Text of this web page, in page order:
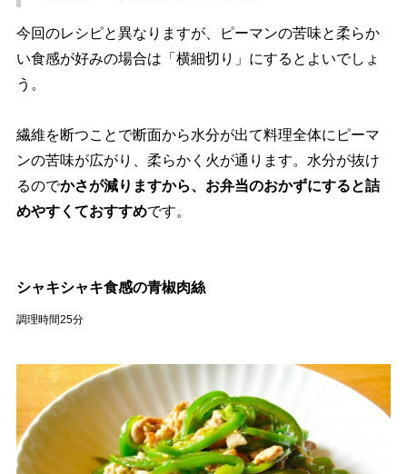
今回のレシピと異なりますが、ピーマンの苦味と柔らか
い食感が好みの場合は「横細切り」にするとよいでしょ
う。
繊維を断つことで断面から水分が出て料理全体にピーマ
ンの苦味が広がり、柔らかく火が通ります。水分が抜け
るのでかさが減りますから、お弁当のおかずにすると詰
めやすくておすすめです。
シャキシャキ食感の青椒肉絲
調理時間25分